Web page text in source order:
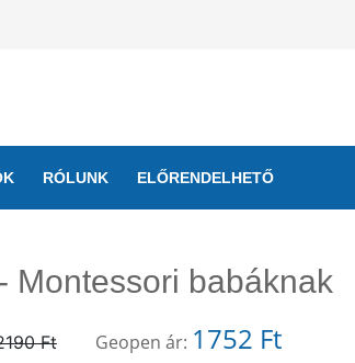
RÓLUNK ELŐRENDELHETŐ
Montessori babáknak
Ft Geopen ár: 1752 Ft